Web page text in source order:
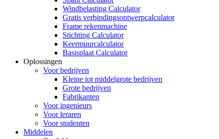
Windbelasting Calculator
Gratis verbindingsontwerpcalculator
Frame rekenmachine
Stichting Calculator
Keermuurcalculator
Basisplaat Calculator
Oplossingen
Voor bedrijven
Kleine tot middelgrote bedrijven
Grote bedrijven
Fabrikanten
Voor ingenieurs
Voor leraren
Voor studenten
Middelen